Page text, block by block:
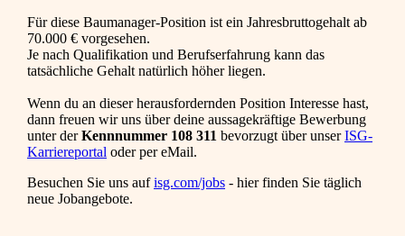
Für diese Baumanager-Position ist ein Jahresbruttogehalt ab
70.000 € vorgesehen.
Je nach Qualifikation und Berufserfahrung kann das
tatsächliche Gehalt natürlich höher liegen.
Wenn du an dieser herausfordernden Position Interesse hast,
dann freuen wir uns über deine aussagekräftige Bewerbung
unter derKennnummer 108 311 bevorzugt über unserISG-
Karriereportal oder per eMail.
Besuchen Sie uns aufisg.com/jobs - hier finden Sie täglich
neue Jobangebote.